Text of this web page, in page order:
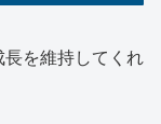
を維持してくれ